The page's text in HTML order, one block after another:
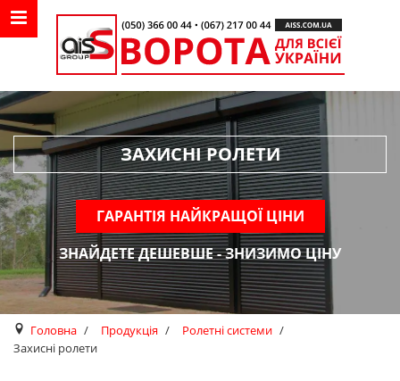
MENU NAVIGATION
undefined
ЗАХИСНІ РОЛЕТИ
ГАРАНТІЯ НАЙКРАЩОЇ ЦІНИ
ЗНАЙДЕТЕ ДЕШЕВШЕ - ЗНИЗИМО ЦІНУ
Головна Продукція
Ролетні системи
Захисні ролети